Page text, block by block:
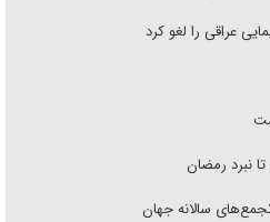
عراقی را لغو کرد
نبرد رمضان
سالانه جهان